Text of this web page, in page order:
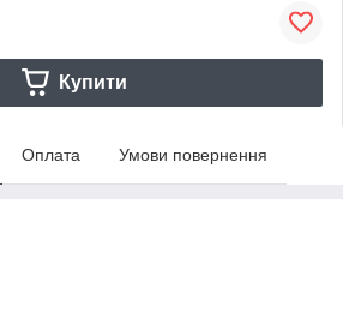
Купити
Оплата Умови повернення